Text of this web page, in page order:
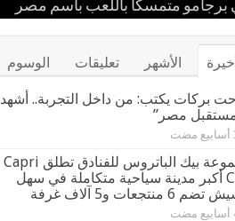
برجامو متمسكًا باللعب باسم مصر
قيادات القبائل والعائلات المصرية
إيران
مهرجان كان
الأشهر تعليقات الوسوم
بركات يكتب: من داخل التجربة.. أشهد
مصر”
مجموعة بيك الباتروس للفنادق تطلق Capri
City أكبر مدينة سياحية متكاملة في سهل
6 منتجعات و5 آلاف غرفة